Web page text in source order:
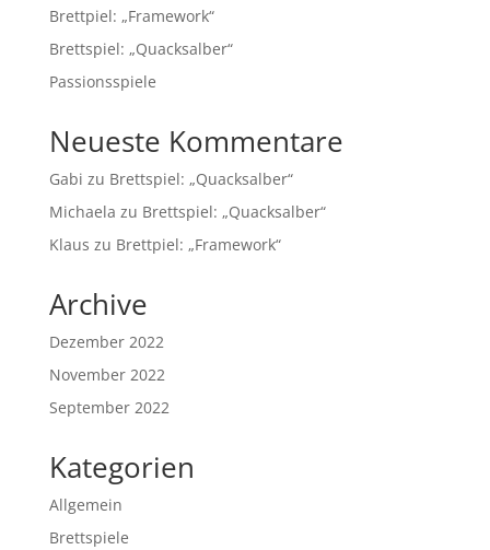
Brettpiel: „Framework“
Brettspiel: „Quacksalber“
Passionsspiele
Neueste Kommentare
Gabi zu Brettspiel: „Quacksalber“
Michaela zu Brettspiel: „Quacksalber“
Klaus zu Brettpiel: „Framework“
Archive
Dezember 2022
November 2022
September 2022
Kategorien
Allgemein
Brettspiele